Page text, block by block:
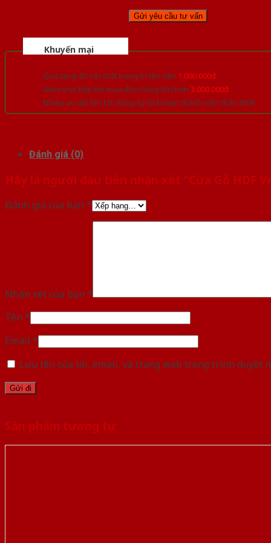
Khuyến mại
Quà tặng đồ nội thất trang trí lên đến 1.000.000đ
Giảm trực tiếp khi mua đơn hàng lớn hơn 3.000.000đ
Nhiều ưu đãi lớn khi đăng ký tài khoản thành viên thân thiết
Đánh giá (0)
Hãy là người đầu tiên nhận xét “Cửa Gỗ HDF
Đánh giá của bạn *
Nhận xét của bạn *
Tên *
Email *
Lưu tên của tôi, email, và trang web trong trình duyệt
Sản phẩm tương tự